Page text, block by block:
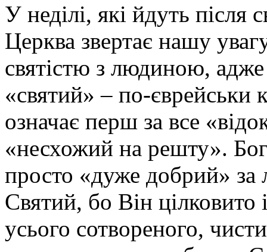
У неділі, які йдуть після
Церква звертає нашу
святістю з людиною,
«святий» – по-єврейськи
означає перш за все
«несхожий на решту».
просто «дуже добрий»
Святий, бо Він
усього сотвореного,